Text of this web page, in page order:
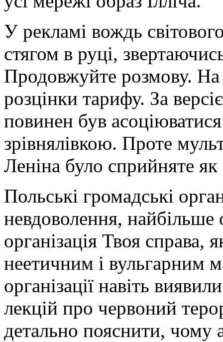
У рекламі вождь
стягом в руці,
Продовжуйте розмову. На
розцінки тарифу. За
повинен був
зрівнялівкою. Проте
Леніна було сприйняте як
Польські громадські
невдоволення, найбільше
організація Твоя справа,
неетичним і вульгарним
організації навіть
лекцій про червоний
детально пояснити, чому